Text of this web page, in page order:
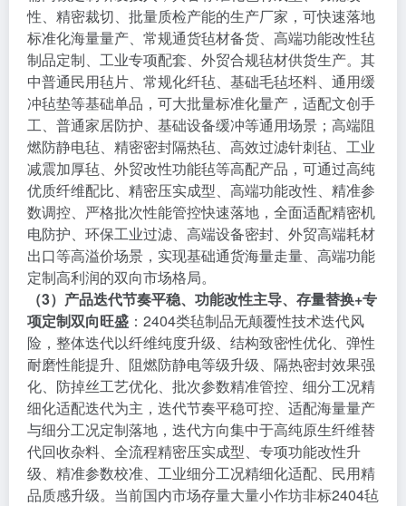
性、精密裁切、批量质检产能的生产厂家，可快速落地
标准化海量量产、常规通货毡材备货、高端功能改性毡
制品定制、工业专项配套、外贸合规毡材供货生产。其
中普通民用毡片、常规化纤毡、基础毛毡坯料、通用缓
冲毡垫等基础单品，可大批量标准化量产，适配文创手
工、普通家居防护、基础设备缓冲等通用场景；高端阻
燃防静电毡、精密密封隔热毡、高效过滤针刺毡、工业
减震加厚毡、外贸改性功能毡等高配产品，可通过高纯
优质纤维配比、精密压实成型、高端功能改性、精准参
数调控、严格批次性能管控快速落地，全面适配精密机
电防护、环保工业过滤、高端设备密封、外贸高端耗材
出口等高溢价场景，实现基础通货海量走量、高端功能
定制高利润的双向市场格局。
（3）产品迭代节奏平稳、功能改性主导、存量替换+专
项定制双向旺盛 ：2404类毡制品无颠覆性技术迭代风
险，整体迭代以纤维纯度升级、结构致密性优化、弹性
耐磨性能提升、阻燃防静电等级升级、隔热密封效果强
化、防掉丝工艺优化、批次参数精准管控、细分工况精
细化适配迭代为主，迭代节奏平稳可控、适配海量量产
与细分工况定制落地，迭代方向集中于高纯原生纤维替
代回收杂料、全流程精密压实成型、专项功能改性升
级、精准参数校准、工业细分工况精细化适配、民用精
品质感升级。当前国内市场存量大量小作坊非标2404毡